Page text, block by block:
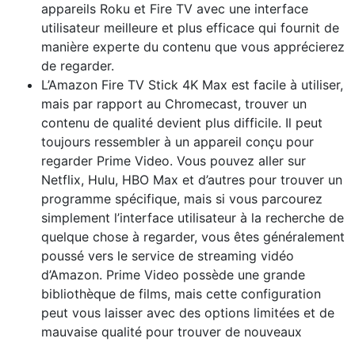
appareils Roku et Fire TV avec une interface
utilisateur meilleure et plus efficace qui fournit de
manière experte du contenu que vous apprécierez
de regarder.
L’Amazon Fire TV Stick 4K Max est facile à utiliser,
mais par rapport au Chromecast, trouver un
contenu de qualité devient plus difficile. Il peut
toujours ressembler à un appareil conçu pour
regarder Prime Video. Vous pouvez aller sur
Netflix, Hulu, HBO Max et d’autres pour trouver un
programme spécifique, mais si vous parcourez
simplement l’interface utilisateur à la recherche de
quelque chose à regarder, vous êtes généralement
poussé vers le service de streaming vidéo
d’Amazon. Prime Video possède une grande
bibliothèque de films, mais cette configuration
peut vous laisser avec des options limitées et de
mauvaise qualité pour trouver de nouveaux